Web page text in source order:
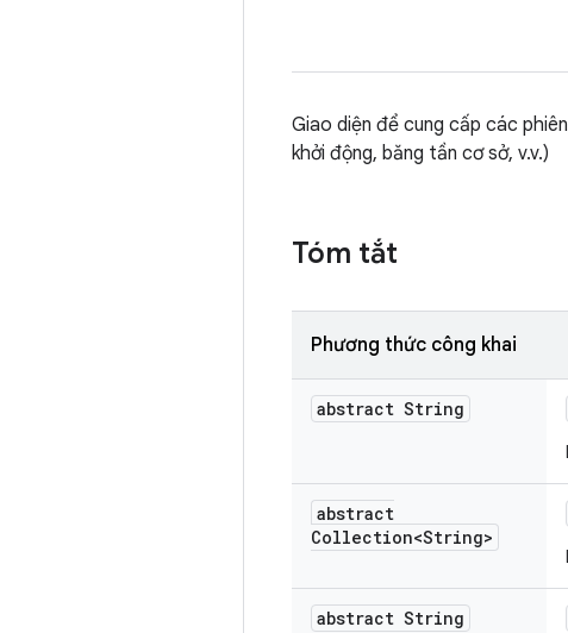
Giao diện để cung cấp các
khởi động, băng tần cơ sở, v.v.)
Tóm tắt
Phương thức công khai
abstract String
abstract
Collection<String>
abstract String